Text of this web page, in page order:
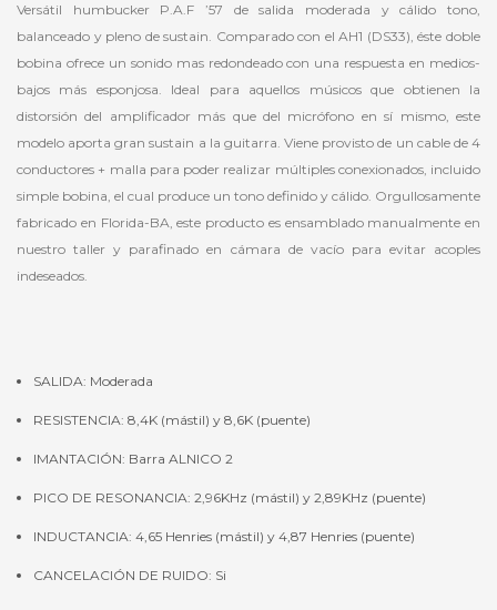
Versátil humbucker P.A.F ’57 de salida moderada y cálido tono,
balanceado y pleno de sustain. Comparado con el AH1 (DS33), éste doble
bobina ofrece un sonido mas redondeado con una respuesta en medios-
bajos más esponjosa. Ideal para aquellos músicos que obtienen la
distorsión del amplificador más que del micrófono en sí mismo, este
modelo aporta gran sustain a la guitarra. Viene provisto de un cable de 4
conductores + malla para poder realizar múltiples conexionados, incluido
simple bobina, el cual produce un tono definido y cálido. Orgullosamente
fabricado en Florida-BA, este producto es ensamblado manualmente en
nuestro taller y parafinado en cámara de vacío para evitar acoples
indeseados.
SALIDA: Moderada
RESISTENCIA: 8,4K (mástil) y 8,6K (puente)
IMANTACIÓN: Barra ALNICO 2
PICO DE RESONANCIA: 2,96KHz (mástil) y 2,89KHz (puente)
INDUCTANCIA: 4,65 Henries (mástil) y 4,87 Henries (puente)
CANCELACIÓN DE RUIDO: Si